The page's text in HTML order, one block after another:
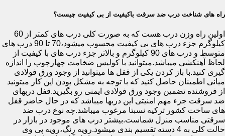
راه های شناخت درب ضد سرقت باکیفیت از بی کیفیت چیست؟
اولین راه وزن درب هست که به صورت کلی درب های کمتر از 60
کیلوگرم جزء درب های بی کیفیت محسوب میشود،70 تا 90 درب های
متوسط و درب های 90 کیلوگرم و بالاتر جزء درب های با کیفیت از
لحاظ آهنکشی میباشد.میتوانید با کولیس ضخامت چهارچوب را اندازه
گیری کنید.با باز کردن یکی از قفل ها میتوانید از وجود ورق فولادی
میانی اطمینان حاصل کنید که با توجه به مشکل بودن این کار میتونید
از فروشنده تضمین وجود ورق فولادی ایمنی رو بگیرید.قفل دربهای
ضد سرقت جزء مهم امنیتی این دربها میباشد که در حال حاضر قفل
های ساخت کشور ترکیه نسبتا مرغوب میباشد.چه نوع درب ضد
سرقتی مناسب منزل شماست.بیشتر درب های موجود در بازار در
حالت کلی به 4 دسته تقسیم بندی میشود.رویه رنگ،رویه پی وی